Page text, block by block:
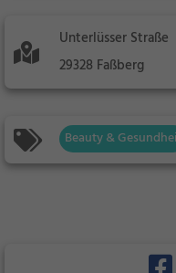
Unterlüsser Straße
29328 Faßberg
Beauty &